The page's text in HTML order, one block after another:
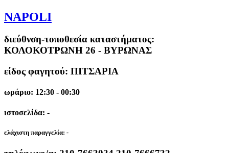
NAPOLI
διεύθνση-τοποθεσία καταστήματος:
ΚΟΛΟΚΟΤΡΩΝΗ 26 - ΒΥΡΩΝΑΣ
είδος φαγητού: ΠΙΤΣΑΡΙΑ
ωράριο: 12:30 - 00:30
ιστοσελίδα: -
ελάχιστη παραγγελία: -